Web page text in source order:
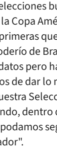
Copa
de
pero
de dar lo
dentro